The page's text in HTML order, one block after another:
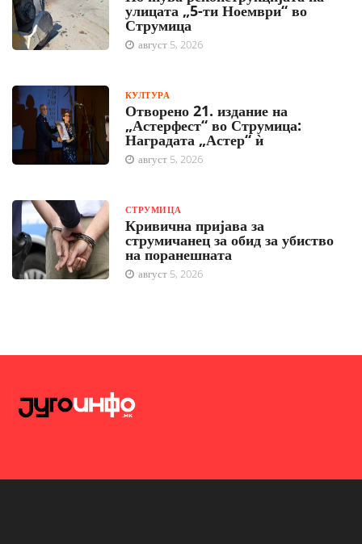
улицата „5-ти Ноември“ во
Струмица
август 5, 2026
КУЛТУРА
Отворено 21. издание на
„Астерфест“ во Струмица:
Наградата „Астер“ ѝ
август 5, 2026
СТРУМИЦА
Кривична пријава за
струмичанец за обид за убиство
на поранешната
август 5, 2026